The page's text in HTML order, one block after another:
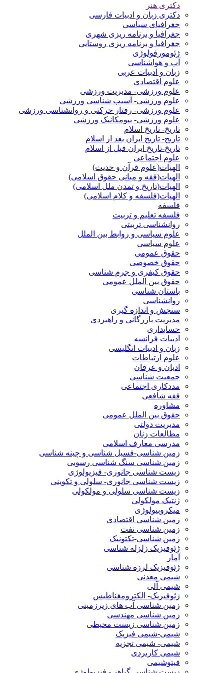
دکتری هنر
دکتری زبان و ادبیات فارسی
جغرافیای سیاسی
جغرافیا و برنامه ریزی شهری
جغرافیا و برنامه ریزی روستایی
ژئومورفولوژی
آب و هواشناسی
زبان و ادبیات عربی
علوم اقتصادی
علوم ورزشی- مدیریت ورزشی
علوم ورزشی- آسیب شناسی ورزشی
علوم ورزشی- رفتار حرکتی و روانشناسی ورزشی
علوم ورزشی- بیومکانیک ورزشی
تاریخ- تاریخ اسلام
تاریخ- تاریخ ایران بعد از اسلام
تاریخ-تاریخ ایران قبل از اسلام
علوم اجتماعی
الهیات(علوم قرآن و حدیث)
الهیات(فقه و مبانی حقوق اسلامی)
الهیات(تاریخ و تمدن ملل اسلامی)
الهیات(فلسفه و کلام اسلامی)
فلسفه
فلسفه تعلیم و تربیت
روانشناسی تربیتی
علوم سیاسی و روابط بین الملل
علوم سیاسی
حقوق عمومی
حقوق خصوصی
حقوق کیفری و جرم شناسی
حقوق بین الملل عمومی
باستان شناسی
روانشناسی
سنجش و اندازه گیری
مدیریت بازرگانی و راهبردی
حسابداری
ادبیات فرانسه
زبان و ادبیات انگلیسی
علوم ارتباطات
ادیان و عرفان
جمعیت شناسی
مددکاری اجتماعی
فقه شافعی
مشاوره
حقوق بین الملل عمومی
مدیریت دولتی
مطالعات زنان
مدرسی معارف اسلامی
زمین شناسی-فسیل شناسی و چینه شناسی
زمین شناسی سنگ شناسی رسوبی
زیست شناسی جانوری- فیزیولوژی
زیست شناسی جانوری- سلولی و تکوینی
زیست شناسی سلولی و مولکولی
ژنتیک مولکولی
میکروبیولوژی
زمین شناسی اقتصادی
زمین شناسی نفت
زمین شناسی-تکتونیک
ژئوفیزیک زلزله شناسی
آمار
ژئوفیزیک لرزه شناسی
شیمی معدنی
شیمی آلی
ژئوفیزیک- الکترومغناطیس
زمین شناسی آب های زیرزمینی
زمین شناسی مهندسی
زمین شناسی زیست محیطی
شیمی-شیمی فیزیک
شیمی- شیمی تجزیه
شیمی کاربردی
فیتوشیمی